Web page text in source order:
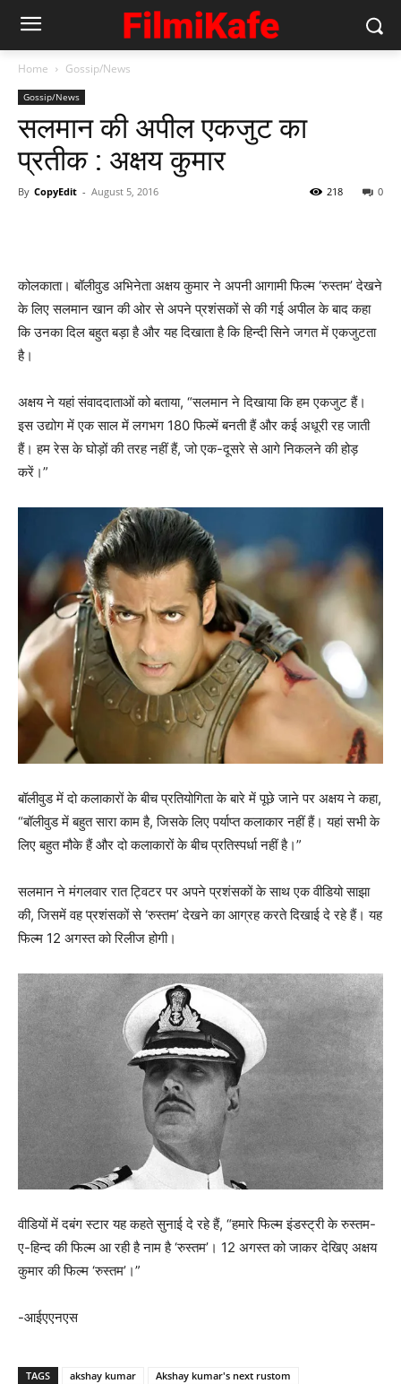
Home Gossip/News
Gossip/News
सलमान की अपील एकजुट का
प्रतीक : अक्षय कुमार
By CopyEdit - August 5, 2016 0
218
कोलकाता। बॉलीवुड अभिनेता अक्षय कुमार ने अपनी आगामी फिल्म ‘रुस्तम’ देखने
के लिए सलमान खान की ओर से अपने प्रशंसकों से की गई अपील के बाद कहा
कि उनका दिल बहुत बड़ा है और यह दिखाता है कि हिन्दी सिने जगत में एकजुटता
है।
अक्षय ने यहां संवाददाताओं को बताया, “सलमान ने दिखाया कि हम एकजुट हैं।
इस उद्योग में एक साल में लगभग 180 फिल्में बनती हैं और कई अधूरी रह जाती
हैं। हम रेस के घोड़ों की तरह नहीं हैं, जो एक-दूसरे से आगे निकलने की होड़
करें।”
बॉलीवुड में दो कलाकारों के बीच प्रतियोगिता के बारे में पूछे जाने पर अक्षय ने कहा,
“बॉलीवुड में बहुत सारा काम है, जिसके लिए पर्याप्त कलाकार नहीं हैं। यहां सभी के
लिए बहुत मौके हैं और दो कलाकारों के बीच प्रतिस्पर्धा नहीं है।”
सलमान ने मंगलवार रात ट्विटर पर अपने प्रशंसकों के साथ एक वीडियो साझा
की, जिसमें वह प्रशंसकों से ‘रुस्तम’ देखने का आग्रह करते दिखाई दे रहे हैं। यह
फिल्म 12 अगस्त को रिलीज होगी।
वीडियों में दबंग स्टार यह कहते सुनाई दे रहे हैं, “हमारे फिल्म इंडस्ट्री के रुस्तम-
ए-हिन्द की फिल्म आ रही है नाम है ‘रुस्तम’। 12 अगस्त को जाकर देखिए अक्षय
कुमार की फिल्म ‘रुस्तम’।”
-आईएएनएस
TAGS akshay kumar
Akshay kumar's next rustom